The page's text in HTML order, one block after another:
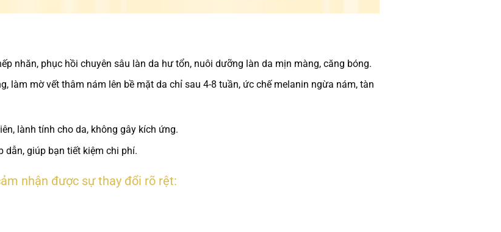
nhăn, phục hồi chuyên sâu làn da hư tổn, nuôi dưỡng làn da mịn màng, căng bóng.
làm mờ vết thâm nám lên bề mặt da chỉ sau 4-8 tuần, ức chế melanin ngừa nám, tàn
lành tính cho da, không gây kích ứng.
dẫn, giúp bạn tiết kiệm chi phí.
nhận được sự thay đổi rõ rệt: